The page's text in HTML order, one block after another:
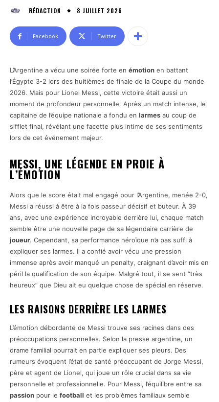
RÉDACTION 8 JUILLET 2026
Facebook Twitter
L’Argentine a vécu une soirée forte en émotion en battant
l’Égypte 3-2 lors des huitièmes de finale de la Coupe du monde
2026. Mais pour Lionel Messi, cette victoire était aussi un
moment de profondeur personnelle. Après un match intense, le
capitaine de l’équipe nationale a fondu en larmes au coup de
sifflet final, révélant une facette plus intime de ses sentiments
lors de cet événement majeur.
MESSI, UNE LÉGENDE EN PROIE À
L’ÉMOTION
Alors que le score était mal engagé pour l’Argentine, menée 2-0,
Messi a réussi à être à la fois passeur décisif et buteur. À 39
ans, avec une expérience incroyable derrière lui, chaque match
semble être une nouvelle page de sa légendaire carrière de
joueur. Cependant, sa performance héroïque n’a pas suffi à
expliquer ses larmes. Il a confié avoir vécu une pression
immense après avoir manqué un penalty, craignant d’avoir mis en
péril la qualification de son équipe. Malgré tout, il se sent “très
heureux” que Dieu ait eu quelque chose de spécial en réserve.
LES RAISONS DERRIÈRE LES LARMES
L’émotion débordante de Messi trouve ses racines dans des
préoccupations personnelles. Selon la presse argentine, un
drame familial pourrait en partie expliquer ses pleurs. Des
rumeurs évoquent l’état de santé préoccupant de Jorge Messi,
père et agent de Lionel, qui joue un rôle crucial dans sa vie
personnelle et professionnelle. Pour Messi, l’équilibre entre sa
passion pour le football et les problèmes familiaux semble